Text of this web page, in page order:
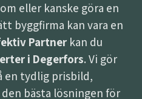
eller kanske göra en
byggfirma kan vara en
Partner kan du
i Degerfors. Vi gör
en tydlig prisbild,
bästa lösningen för